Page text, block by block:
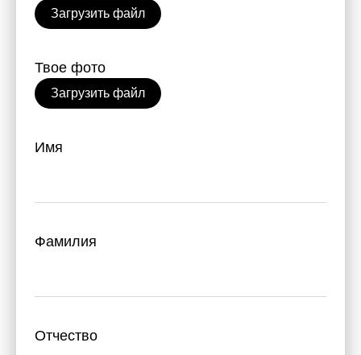
Загрузить файл
Твое фото
Загрузить файл
Имя
Фамилия
Отчество